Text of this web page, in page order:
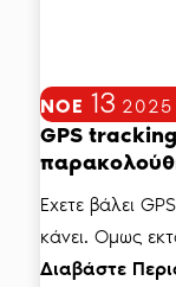
ΝΟΈ 13 2025
GPS
Εχετε βάλει
κάνει. Ομως
Διαβάστε